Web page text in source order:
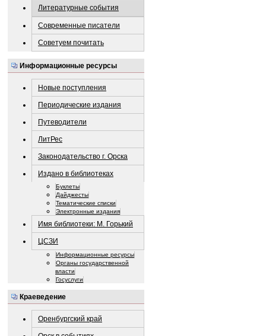
Литературные события
Современные писатели
Советуем почитать
Информационные ресурсы
Новые поступления
Периодические издания
Путеводители
ЛитРес
Законодательство г. Орска
Издано в библиотеках
Буклеты
Дайджесты
Тематические списки
Электронные издания
Имя библиотеки: М. Горький
ЦСЗИ
Информационные ресурсы
Органы государственной
власти
Госуслуги
Краеведение
Оренбургский край